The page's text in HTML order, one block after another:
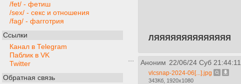
/fet/ - фетиш
/sex/ - секс и отношения
/fag/ - фагготрия
Ссылки
Канал в Telegram
Паблик в VK
Twitter
Обратная связь
ЛЯЯЯЯЯЯЯЯЯЯЯЯЯЯ
Аноним 22/06/24 Суб 21:44:11
vlcsnap-2024-06[...].jpg
343Кб, 1920x1080